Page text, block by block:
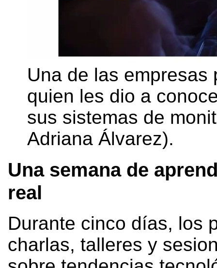
Una de las empresas
quien les dio a
sus sistemas de
Adriana Álvarez).
Una semana de
real
Durante cinco días, los
charlas, talleres y